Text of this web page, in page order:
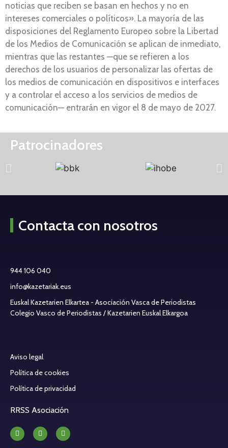
noticias que reciben se basan en hechos y no en
intereses comerciales o políticos». La mayoría de las
disposiciones del Reglamento Europeo sobre la Libertad
de los Medios de Comunicación se aplican de inmediato,
mientras que las restantes —que se refieren a los
derechos de los usuarios de personalizar las ofertas de
los medios de comunicación en dispositivos e interfaces
y a controlar el acceso a los servicios de medios de
comunicación— entrarán en vigor el 8 de mayo de 2027.
Patrocinadores
Contacta con nosotros
944 106 040
info@kazetariak.eus
Euskal Kazetarien Elkartea - Asociación Vasca de Periodistas
Colegio Vasco de Periodistas / Kazetarien Euskal Elkargoa
Aviso legal
Política de cookies
Política de privacidad
RRSS Asociación